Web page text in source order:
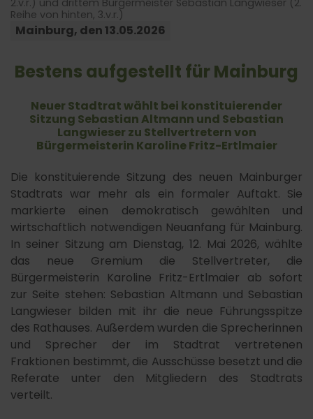
Reihe von hinten, 3.v.r.)
Mainburg, den 13.​05.​2026
Bestens aufgestellt für Mainburg
Neuer Stadtrat wählt bei konstituierender
Sitzung Sebastian Altmann und Sebastian
Langwieser zu Stellvertretern von
Bürgermeisterin Karoline Fritz-Ertlmaier
Die konstituierende Sitzung des neuen Mainburger
Stadtrats war mehr als ein formaler Auftakt. Sie
markierte einen demokratisch gewählten und
wirtschaftlich notwendigen Neuanfang für Mainburg.
In seiner Sitzung am Dienstag, 12. Mai 2026, wählte
das neue Gremium die Stellvertreter, die
Bürgermeisterin Karoline Fritz-Ertlmaier ab sofort
zur Seite stehen: Sebastian Altmann und Sebastian
Langwieser bilden mit ihr die neue Führungsspitze
des Rathauses. Außerdem wurden die Sprecherinnen
und Sprecher der im Stadtrat vertretenen
Fraktionen bestimmt, die Ausschüsse besetzt und die
Referate unter den Mitgliedern des Stadtrats
verteilt.